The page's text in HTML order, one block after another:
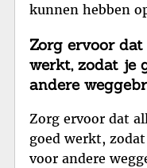
kunnen hebben
Zorg ervoor
werkt, zodat je
andere
Zorg ervoor dat
goed werkt,
voor andere